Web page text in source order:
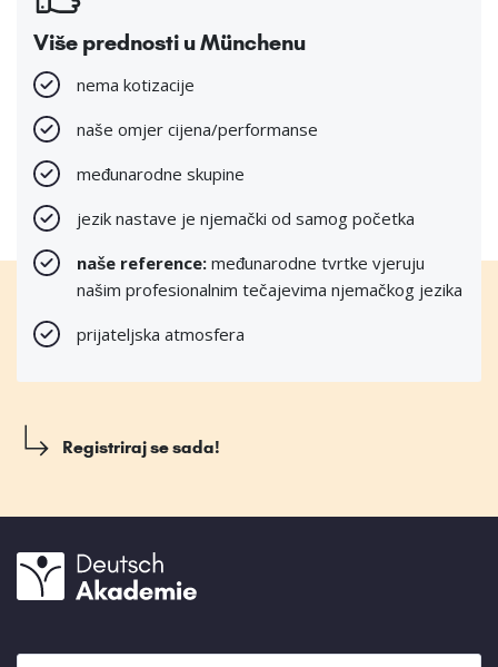
Više prednosti u Münchenu
nema kotizacije
naše omjer cijena/performanse
međunarodne skupine
jezik nastave je njemački od samog početka
naše reference: međunarodne tvrtke vjeruju
našim profesionalnim tečajevima njemačkog jezika
prijateljska atmosfera
Registriraj se sada!